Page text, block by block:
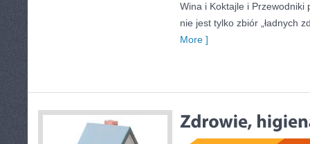
Wina i Koktajle i Przewodniki
nie jest tylko zbiór „ładnych
More ]